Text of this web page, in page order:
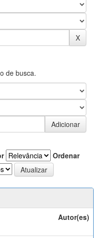
de busca.
Ordenar
Autor(es)